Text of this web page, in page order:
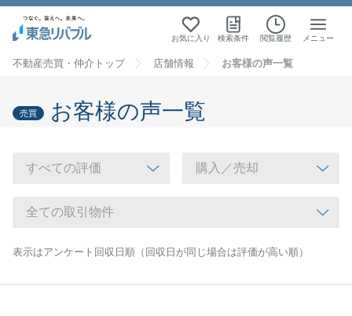
お気に入り 検索条件 閲覧履歴 メニュー
不動産売買・仲介トップ 店舗情報 お客様の声一覧
売買 お客様の声一覧
表示はアンケート回収日順（回収日が同じ場合は評価が高い順）